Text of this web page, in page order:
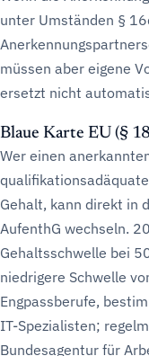
unter Umständen §
müssen aber eigene
ersetzt nicht
Blaue Karte EU (§
Wer einen
Gehalt, kann direkt in
AufenthG wechseln.
Gehaltsschwelle bei
niedrigere Schwelle
Engpassberufe,
IT-Spezialisten;
Bundesagentur für